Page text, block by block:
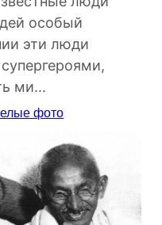
особый
эти люди
ми...
фото